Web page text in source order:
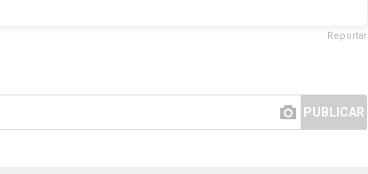
Reportar
PUBLICAR